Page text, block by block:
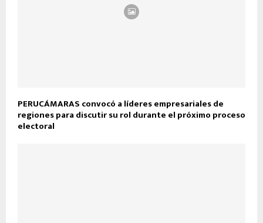
PERUCÁMARAS convocó a líderes empresariales de
regiones para discutir su rol durante el próximo proceso
electoral